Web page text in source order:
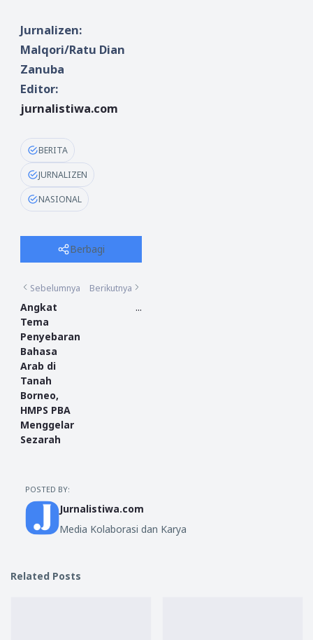
Jurnalizen:
Malqori/Ratu Dian
Zanuba
Editor:
jurnalistiwa.com
BERITA
JURNALIZEN
NASIONAL
Berbagi
Sebelumnya
Angkat
Tema
Penyebaran
Bahasa
Arab di
Tanah
Borneo,
HMPS PBA
Menggelar
Sezarah
Berikutnya
...
POSTED BY:
Jurnalistiwa.com
Media Kolaborasi dan Karya
Related Posts